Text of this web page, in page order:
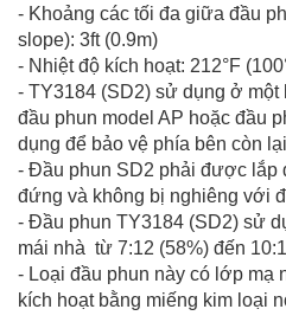
- Khoảng các tối đa giữa đầu
slope): 3ft (0.9m)
- Nhiệt độ kích hoạt: 212°F
- TY3184 (SD2) sử dụng ở một
đầu phun model AP hoặc đầu
dụng để bảo vệ phía bên còn
- Đầu phun SD2 phải được lắp
đứng và không bị nghiêng với
- Đầu phun TY3184 (SD2) sử
mái nhà từ 7:12 (58%) đến
- Loại đầu phun này có lớp mạ
kích hoạt bằng miếng kim loại